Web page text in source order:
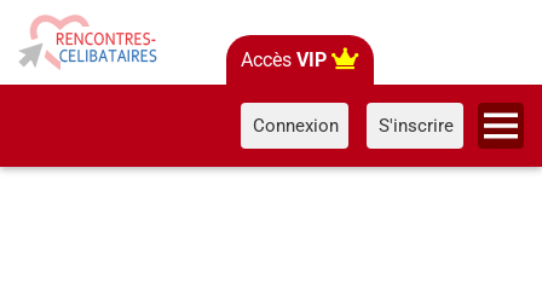
Accès VIP
Connexion S'inscrire